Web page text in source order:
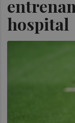
hospital